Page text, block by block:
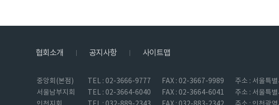
협회소개 공지사항 사이트맵
중앙회(본점) TEL : 02-3666-9777 FAX : 02-3667-9989
주소 : 서울특
서울남부지회
TEL : 02-3664-6040 FAX : 02-3664-6041
주소 : 서울특